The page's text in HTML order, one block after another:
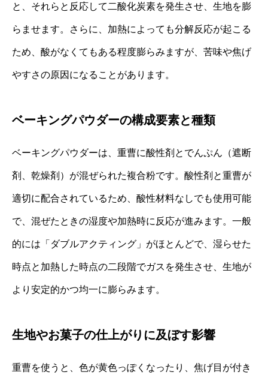
と、それらと反応して二酸化炭素を発生させ、生地を膨
らませます。さらに、加熱によっても分解反応が起こる
ため、酸がなくてもある程度膨らみますが、苦味や焦げ
やすさの原因になることがあります。
ベーキングパウダーの構成要素と種類
ベーキングパウダーは、重曹に酸性剤とでんぷん（遮断
剤、乾燥剤）が混ぜられた複合粉です。酸性剤と重曹が
適切に配合されているため、酸性材料なしでも使用可能
で、混ぜたときの湿度や加熱時に反応が進みます。一般
的には「ダブルアクティング」がほとんどで、湿らせた
時点と加熱した時点の二段階でガスを発生させ、生地が
より安定的かつ均一に膨らみます。
生地やお菓子の仕上がりに及ぼす影響
重曹を使うと、色が黄色っぽくなったり、焦げ目が付き